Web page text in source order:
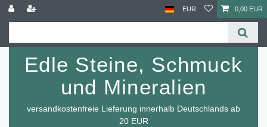
EUR 0,00 EUR
Edle Steine, Schmuck
und Mineralien
versandkostenfreie Lieferung innerhalb Deutschlands ab
20 EUR